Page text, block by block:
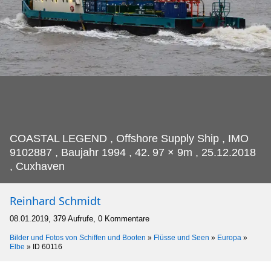
COASTAL LEGEND , Offshore Supply Ship , IMO
9102887 , Baujahr 1994 , 42. 97 × 9m , 25.12.2018
, Cuxhaven
Reinhard Schmidt
08.01.2019, 379 Aufrufe, 0 Kommentare
Bilder und Fotos von Schiffen und Booten » Flüsse und Seen » Europa »
Elbe » ID 60116